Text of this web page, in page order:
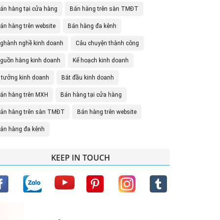
hàng tại cửa hàng Bán hàng trên sàn TMĐT
hàng trên website Bán hàng đa kênh
nghề kinh doanh Câu chuyện thành công
hàng kinh doanh Kế hoạch kinh doanh
tưởng kinh doanh Bắt đầu kinh doanh
hàng trên MXH Bán hàng tại cửa hàng
hàng trên sàn TMĐT Bán hàng trên website
hàng đa kênh
KEEP IN TOUCH